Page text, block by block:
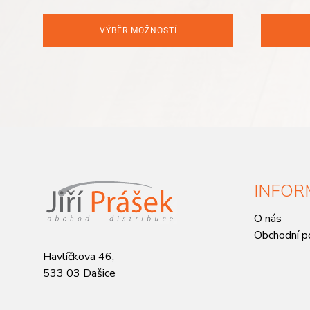
VÝBĚR MOŽNOSTÍ
Havlíčkova 46,
533 03 Dašice
O nás
Obchodní